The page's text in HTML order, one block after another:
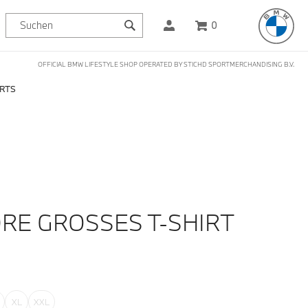
0
OFFICIAL BMW LIFESTYLE SHOP OPERATED BY STICHD SPORTMERCHANDISING B.V.
GROSSES T-SHIRT
XL XXL